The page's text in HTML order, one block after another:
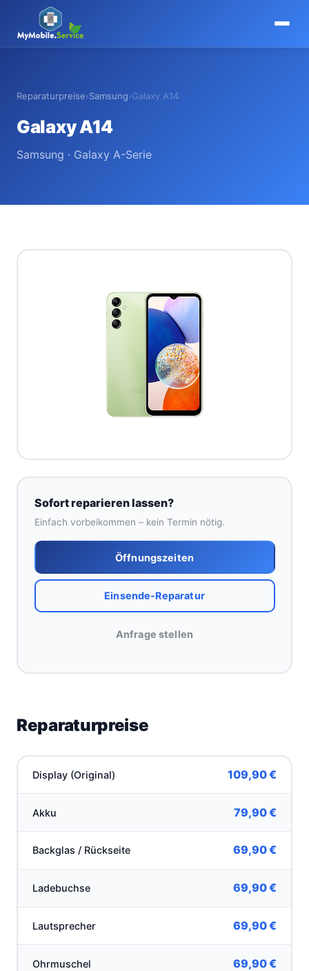
MyMobile.Service
Reparaturpreise›Samsung›Galaxy A14
Galaxy A14
Samsung · Galaxy A-Serie
Sofort reparieren lassen?
Einfach vorbeikommen – kein Termin nötig.
Öffnungszeiten
Einsende-Reparatur
Anfrage stellen
Reparaturpreise
Display (Original) 109,90 €
Akku 79,90 €
Backglas / Rückseite 69,90 €
Ladebuchse 69,90 €
Lautsprecher 69,90 €
Ohrmuschel 69,90 €